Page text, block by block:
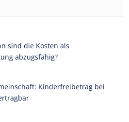
sind die Kosten als
abzugsfähig?
Kinderfreibetrag bei